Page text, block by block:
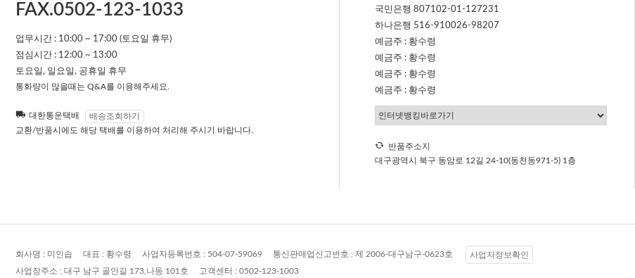
FAX.0502-123-1033
업무시간 : 10:00 ~ 17:00 (토요일 휴무)
점심시간 : 12:00 ~ 13:00
토요일, 일요일, 공휴일 휴무
통화량이 많을때는 Q&A를 이용해주세요.
대한통운택배
배송조회하기
교환/반품시에도 해당 택배를 이용하여 처리해 주시기 바랍니다.
국민은행 807102-01-127231
하나은행 516-910026-98207
예금주 : 황수령
예금주 : 황수령
예금주 : 황수령
예금주 : 황수령
반품주소지
대구광역시 북구 동암로 12길 24-10(동천동971-5) 1층
회사명 : 미인솝 대표 : 황수령 사업자등록번호 : 504-07-59069 통신판매업신고번호 : 제 2006-대구남구-0623호
사업자정보확인
사업장주소 : 대구 남구 골안길 173,나동 101호 고객센터 : 0502-123-1003